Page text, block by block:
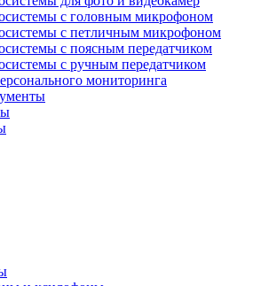
с головным микрофоном
с петличным микрофоном
с поясным передатчиком
с ручным передатчиком
мониторинга